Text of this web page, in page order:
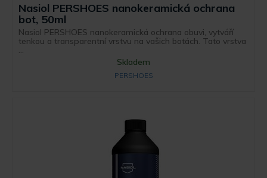
Nasiol PERSHOES nanokeramická ochrana
bot, 50ml
Nasiol PERSHOES nanokeramická ochrana obuvi, vytváří
tenkou a transparentní vrstvu na vašich botách. Tato vrstva
...
Skladem
PERSHOES